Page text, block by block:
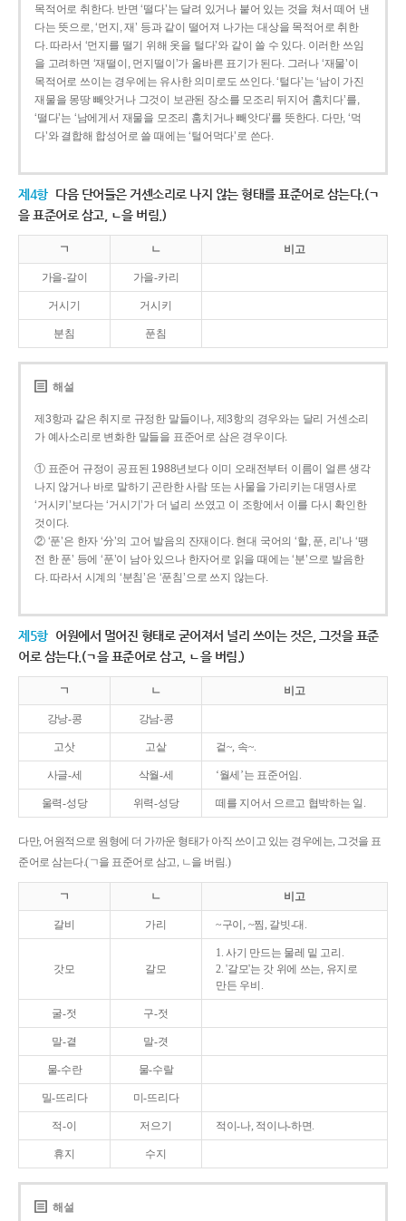
목적어로 취한다. 반면 ‘떨다’는 달려 있거나 붙어 있는 것을 쳐서 떼어 낸
다는 뜻으로, ‘먼지, 재’ 등과 같이 떨어져 나가는 대상을 목적어로 취한
다. 따라서 ‘먼지를 떨기 위해 옷을 털다’와 같이 쓸 수 있다. 이러한 쓰임
을 고려하면 ‘재떨이, 먼지떨이’가 올바른 표기가 된다. 그러나 ‘재물’이
목적어로 쓰이는 경우에는 유사한 의미로도 쓰인다. ‘털다’는 ‘남이 가진
재물을 몽땅 빼앗거나 그것이 보관된 장소를 모조리 뒤지어 훔치다’를,
‘떨다’는 ‘남에게서 재물을 모조리 훔치거나 빼앗다’를 뜻한다. 다만, ‘먹
다’와 결합해 합성어로 쓸 때에는 ‘털어먹다’로 쓴다.
제4항 다음 단어들은 거센소리로 나지 않는 형태를 표준어로 삼는다.(ㄱ
을 표준어로 삼고, ㄴ을 버림.)
ㄱ ㄴ 비고
가을-갈이 가을-카리
거시기 거시키
분침 푼침
해설
제3항과 같은 취지로 규정한 말들이나, 제3항의 경우와는 달리 거센소리
가 예사소리로 변화한 말들을 표준어로 삼은 경우이다.
① 표준어 규정이 공표된 1988년보다 이미 오래전부터 이름이 얼른 생각
나지 않거나 바로 말하기 곤란한 사람 또는 사물을 가리키는 대명사로
‘거시키’보다는 ‘거시기’가 더 널리 쓰였고 이 조항에서 이를 다시 확인한
것이다.
② ‘푼’은 한자 ‘分’의 고어 발음의 잔재이다. 현대 국어의 ‘할, 푼, 리’나 ‘땡
전 한 푼’ 등에 ‘푼’이 남아 있으나 한자어로 읽을 때에는 ‘분’으로 발음한
다. 따라서 시계의 ‘분침’은 ‘푼침’으로 쓰지 않는다.
제5항 어원에서 멀어진 형태로 굳어져서 널리 쓰이는 것은, 그것을 표준
어로 삼는다.(ㄱ을 표준어로 삼고, ㄴ을 버림.)
ㄱ ㄴ 비고
강낭-콩 강남-콩
고삿 고샅 겉~, 속~.
사글-세 삭월-세 ‘월세’는 표준어임.
울력-성당 위력-성당 떼를 지어서 으르고 협박하는 일.
다만, 어원적으로 원형에 더 가까운 형태가 아직 쓰이고 있는 경우에는, 그것을 표
준어로 삼는다.(ㄱ을 표준어로 삼고, ㄴ을 버림.)
ㄱ ㄴ 비고
갈비 가리 ~구이, ~찜, 갈빗-대.
갓모 갈모
1. 사기 만드는 물레 밑 고리.
2. '갈모'는 갓 위에 쓰는, 유지로
만든 우비.
굴-젓 구-젓
말-곁 말-겻
물-수란 물-수랄
밀-뜨리다 미-뜨리다
적-이 저으기 적이-나, 적이나-하면.
휴지 수지
해설